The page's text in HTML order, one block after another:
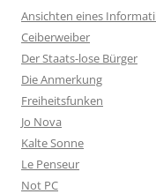
Ansichten eines
Ceiberweiber
Der Staats-lose Bürger
Die Anmerkung
Freiheitsfunken
Jo Nova
Kalte Sonne
Le Penseur
Not PC